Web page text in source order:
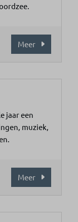
Meer
jaar een
muziek,
Meer